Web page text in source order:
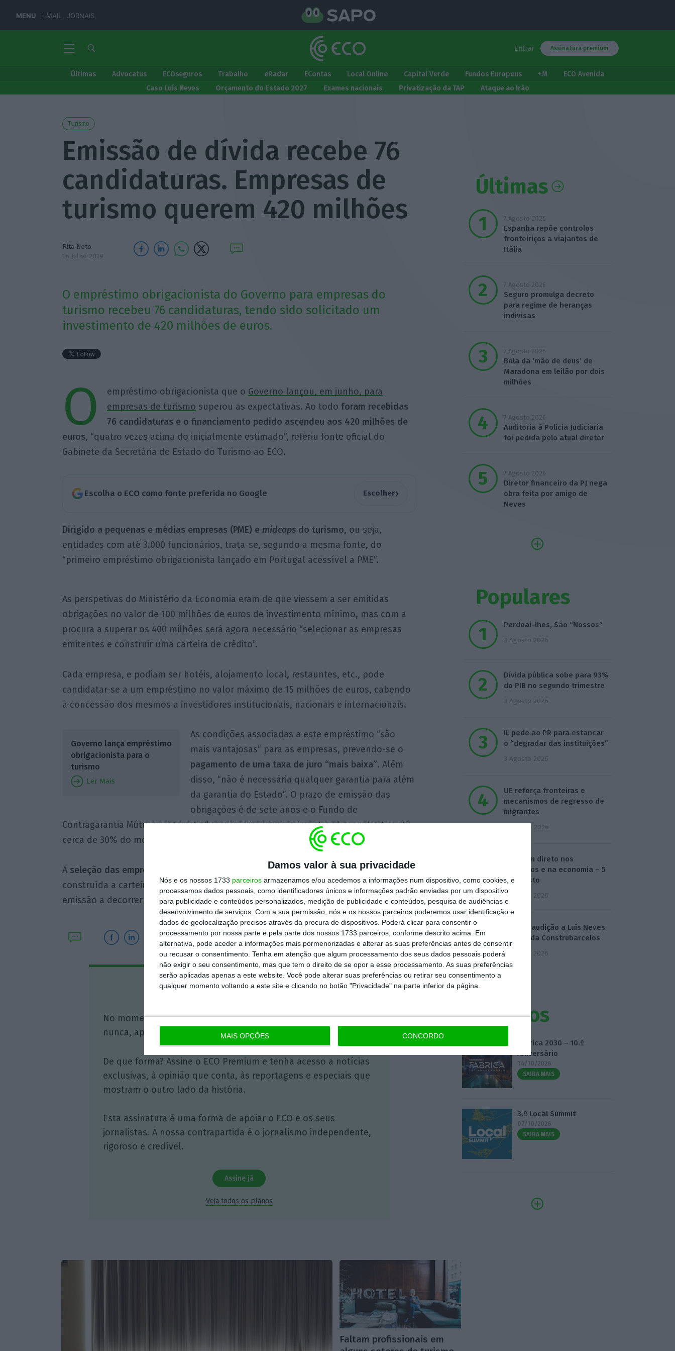
Damos valor à sua privacidade
Nós e os nossos 1733 parceiros armazenamos e/ou acedemos a informações num dispositivo, como cookies, e
processamos dados pessoais, como identificadores únicos e informações padrão enviadas por um dispositivo
para publicidade e conteúdos personalizados, medição de publicidade e conteúdos, pesquisa de audiências e
desenvolvimento de serviços. Com a sua permissão, nós e os nossos parceiros poderemos usar identificação e
dados de geolocalização precisos através da procura de dispositivos. Poderá clicar para consentir o
processamento por nossa parte e pela parte dos nossos 1733 parceiros, conforme descrito acima. Em
alternativa, pode aceder a informações mais pormenorizadas e alterar as suas preferências antes de consentir
ou recusar o consentimento. Tenha em atenção que algum processamento dos seus dados pessoais poderá
não exigir o seu consentimento, mas que tem o direito de se opor a esse processamento. As suas preferências
serão aplicadas apenas a este website. Você pode alterar suas preferências ou retirar seu consentimento a
qualquer momento voltando a este site e clicando no botão "Privacidade" na parte inferior da página.
MAIS OPÇÕES CONCORDO
MENU MAIL JORNAIS
Entrar Assinatura premium
Últimas Advocatus ECOseguros Trabalho eRadar EContas Local Online Capital Verde Fundos Europeus +M
ECO Avenida
Caso Luís Neves
Orçamento do Estado 2027 Exames nacionais Privatização da TAP Ataque ao Irão
Turismo
Emissão de dívida recebe 76
candidaturas. Empresas de
turismo querem 420 milhões
Rita Neto
16 Julho 2019
O empréstimo obrigacionista do Governo para empresas do
turismo recebeu 76 candidaturas, tendo sido solicitado um
investimento de 420 milhões de euros.
O empréstimo obrigacionista que o Governo lançou, em junho, para
empresas de turismo superou as expectativas. Ao todo foram recebidas
76 candidaturas e o financiamento pedido ascendeu aos 420 milhões de
euros, “quatro vezes acima do inicialmente estimado”, referiu fonte oficial do
Gabinete da Secretária de Estado do Turismo ao ECO.
Escolha o ECO como fonte preferida no Google Escolher›
Dirigido a pequenas e médias empresas (PME) e midcapsdo turismo, ou seja,
entidades com até 3.000 funcionários, trata-se, segundo a mesma fonte, do
“primeiro empréstimo obrigacionista lançado em Portugal acessível a PME”.
As perspetivas do Ministério da Economia eram de que viessem a ser emitidas
obrigações no valor de 100 milhões de euros de investimento mínimo, mas com a
procura a superar os 400 milhões será agora necessário “selecionar as empresas
emitentes e construir uma carteira de crédito”.
Cada empresa, e podiam ser hotéis, alojamento local, restauntes, etc., pode
candidatar-se a um empréstimo no valor máximo de 15 milhões de euros, cabendo
a concessão dos mesmos a investidores institucionais, nacionais e internacionais.
Governo lança empréstimo
obrigacionista para o
turismo
Ler Mais
As condições associadas a este empréstimo “são
mais vantajosas” para as empresas, prevendo-se o
pagamento de uma taxa de juro “mais baixa”. Além
disso, “não é necessária qualquer garantia para além
da garantia do Estado”. O prazo de emissão das
obrigações é de sete anos e o Fundo de
Contragarantia Mútuo vai garantir “os primeiros incumprimentos dos emitentes até
cerca de 30% do montante total da emissão”.
Aseleção das empresas finalistas será feita até 13 de setembroe, depois disso, será
construída a carteira de obrigações adequada, com a estruturação e colocação da
emissão a decorrer até 15 de outubro.
https://eco.sapo.pt/2019/07/16/emissao-de-divida-recebe-76-candidaturas-empresas-de-turismo-querem-400-milhoes/ Copiar
Assine o ECO Premium
No momento em que a informação é mais importante do que
nunca, apoie o jornalismo independente e rigoroso.
De que forma? Assine o ECO Premium e tenha acesso a notícias
exclusivas, à opinião que conta, às reportagens e especiais que
mostram o outro lado da história.
Esta assinatura é uma forma de apoiar o ECO e os seus
jornalistas. A nossa contrapartida é o jornalismo independente,
rigoroso e credível.
Assine já
Veja todos os planos
Últimas
7 Agosto 2026
Espanha repõe controlos
fronteiriços a viajantes de
Itália
7 Agosto 2026
Seguro promulga decreto
para regime de heranças
indivisas
7 Agosto 2026
Bola da ‘mão de deus’ de
Maradona em leilão por dois
milhões
7 Agosto 2026
Auditoria à Polícia Judiciaria
foi pedida pelo atual diretor
7 Agosto 2026
Diretor financeiro da PJ nega
obra feita por amigo de
Neves
Populares
Perdoai-lhes, São “Nossos”
3 Agosto 2026
Dívida pública sobe para 93%
do PIB no segundo trimestre
3 Agosto 2026
IL pede ao PR para estancar
o “degradar das instituições”
3 Agosto 2026
UE reforça fronteiras e
mecanismos de regresso de
migrantes
4 Agosto 2026
O dia em direto nos
mercados e na economia – 5
de agosto
5 Agosto 2026
IL pede audição a Luís Neves
e dono da Construbarcelos
5 Agosto 2026
Eventos
Fábrica 2030 – 10.º
Aniversário
14/10/2026
SAIBA MAIS
3.º Local Summit
07/10/2026
SAIBA MAIS
Faltam profissionais em